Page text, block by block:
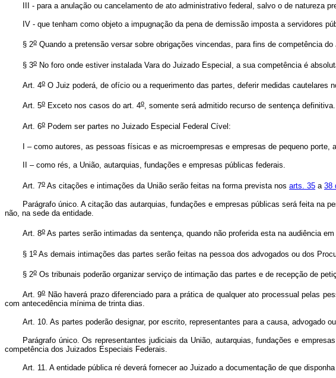
III - para a anulação ou cancelamento de ato administrativo federal, salvo o de natureza
IV - que tenham como objeto a impugnação da pena de demissão imposta a servidores
§ 2o Quando a pretensão versar sobre obrigações vincendas, para fins de competência
§ 3o No foro onde estiver instalada Vara do Juizado Especial, a sua competência é
Art. 4o O Juiz poderá, de ofício ou a requerimento das partes, deferir medidas cautelares
Art. 5o Exceto nos casos do art. 4o, somente será admitido recurso de sentença definitiva.
Art. 6o Podem ser partes no Juizado Especial Federal Cível:
I – como autores, as pessoas físicas e as microempresas e empresas de pequeno porte,
II – como rés, a União, autarquias, fundações e empresas públicas federais.
Art. 7o As citações e intimações da União serão feitas na forma prevista nos arts. 35 a 38
Parágrafo único. A citação das autarquias, fundações e empresas públicas será feita na
não, na sede da entidade.
Art. 8o As partes serão intimadas da sentença, quando não proferida esta na audiência
§ 1o As demais intimações das partes serão feitas na pessoa dos advogados ou dos
§ 2o Os tribunais poderão organizar serviço de intimação das partes e de recepção de
Art. 9oNão haverá prazo diferenciado para a prática de qualquer ato processual pelas
com antecedência mínima de trinta dias.
Art. 10. As partes poderão designar, por escrito, representantes para a causa, advogado
Parágrafo único. Os representantes judiciais da União, autarquias, fundações e
competência dos Juizados Especiais Federais.
Art. 11. A entidade pública ré deverá fornecer ao Juizado a documentação de que